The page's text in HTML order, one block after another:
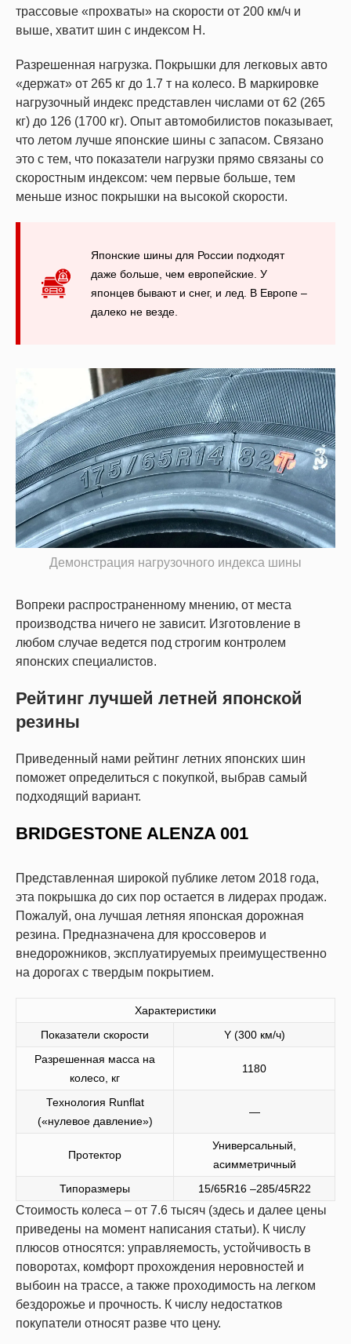
трассовые «прохваты» на скорости от 200 км/ч и
выше, хватит шин с индексом Н.
Разрешенная нагрузка. Покрышки для легковых авто
«держат» от 265 кг до 1.7 т на колесо. В маркировке
нагрузочный индекс представлен числами от 62 (265
кг) до 126 (1700 кг). Опыт автомобилистов показывает,
что летом лучше японские шины с запасом. Связано
это с тем, что показатели нагрузки прямо связаны со
скоростным индексом: чем первые больше, тем
меньше износ покрышки на высокой скорости.
Японские шины для России подходят
даже больше, чем европейские. У
японцев бывают и снег, и лед. В Европе –
далеко не везде.
Демонстрация нагрузочного индекса шины
Вопреки распространенному мнению, от места
производства ничего не зависит. Изготовление в
любом случае ведется под строгим контролем
японских специалистов.
Рейтинг лучшей летней японской
резины
Приведенный нами рейтинг летних японских шин
поможет определиться с покупкой, выбрав самый
подходящий вариант.
BRIDGESTONE ALENZA 001
Представленная широкой публике летом 2018 года,
эта покрышка до сих пор остается в лидерах продаж.
Пожалуй, она лучшая летняя японская дорожная
резина. Предназначена для кроссоверов и
внедорожников, эксплуатируемых преимущественно
на дорогах с твердым покрытием.
Характеристики
Показатели скорости
Y (300 км/ч)
Разрешенная масса на
колесо, кг
1180
Технология Runflat
(«нулевое давление»)
—
Протектор
Универсальный,
асимметричный
Типоразмеры
15/65R16 –285/45R22
Стоимость колеса – от 7.6 тысяч (здесь и далее цены
приведены на момент написания статьи). К числу
плюсов относятся: управляемость, устойчивость в
поворотах, комфорт прохождения неровностей и
выбоин на трассе, а также проходимость на легком
бездорожье и прочность. К числу недостатков
покупатели относят разве что цену.